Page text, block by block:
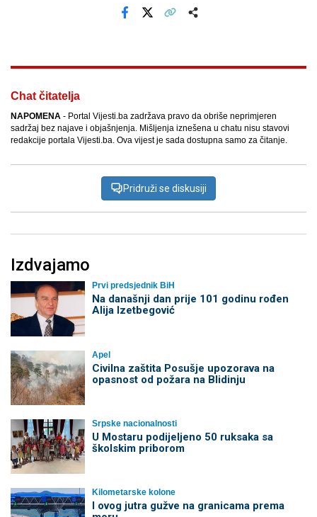
Chat čitatelja
NAPOMENA - Portal Vijesti.ba zadržava pravo da obriše neprimjeren
sadržaj bez najave i objašnjenja. Mišljenja iznešena u chatu nisu stavovi
redakcije portala Vijesti.ba. Ova vijest je sada dostupna samo za čitanje.
Pridruži se diskusiji
Izdvajamo
Prvi predsjednik BiH
Na današnji dan prije 101 godinu rođen
Alija Izetbegović
Apel
Civilna zaštita Posušje upozorava na
opasnost od požara na Blidinju
Srpske nacionalnosti
U Mostaru podijeljeno 50 ruksaka sa
školskim priborom
Kilometarske kolone
I ovog jutra gužve na granicama prema